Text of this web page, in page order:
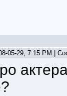
05-29, 7:15 PM |